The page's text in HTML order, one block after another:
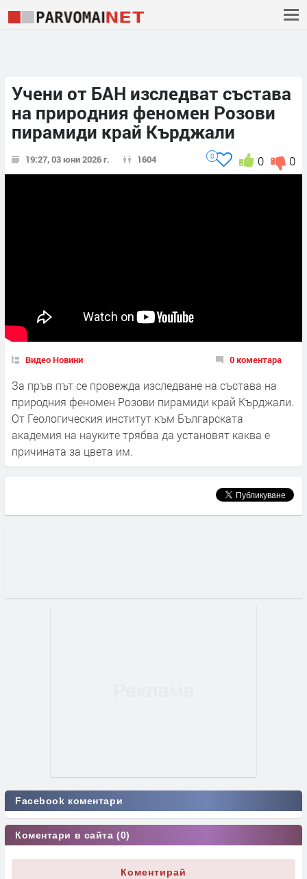
Учени от БАН изследват състава
на природния феномен Розови
пирамиди край Кърджали
19:27, 03 юни 2026 г. 1604 0
0
0
Видео Новини 0 коментара
За пръв път се провежда изследване на състава на
природния феномен Розови пирамиди край Кърджали.
От Геологическия институт към Българската
академия на науките трябва да установят каква е
причината за цвета им.
Facebook коментари
Коментари в сайта (0)
Коментирай